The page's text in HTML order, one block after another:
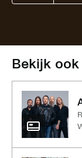
op
Bekijk ook